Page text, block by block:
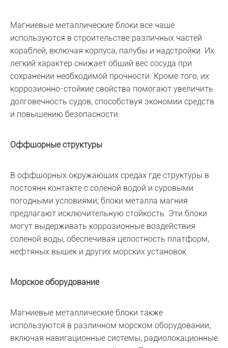
Магниевые металлические блоки все чаще
используются в строительстве различных частей
кораблей, включая корпуса, палубы и надстройки. Их
легкий характер снижает общий вес сосуда при
сохранении необходимой прочности. Кроме того, их
коррозионно-стойкие свойства помогают увеличить
долговечность судов, способствуя экономии средств
и повышению безопасности.
Оффшорные структуры
В оффшорных окружающих средах где структуры в
постоянн контакте с соленой водой и суровыми
погодными условиями, блоки металла магния
предлагают исключительную стойкость. Эти блоки
могут выдерживать коррозионные воздействия
соленой воды, обеспечивая целостность платформ,
нефтяных вышек и других морских установок.
Морское оборудование
Магниевые металлические блоки также
используются в различном морском оборудовании,
включая навигационные системы, радиолокационные